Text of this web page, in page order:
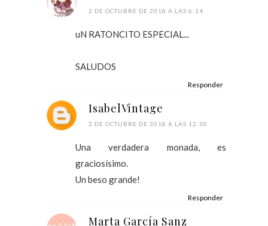
2 DE OCTUBRE DE 2018 A LAS 6:14
uN RATONCITO ESPECIAL...
SALUDOS
Responder
IsabelVintage
2 DE OCTUBRE DE 2018 A LAS 12:30
Una verdadera monada, es
graciosísimo.
Un beso grande!
Responder
Marta García Sanz